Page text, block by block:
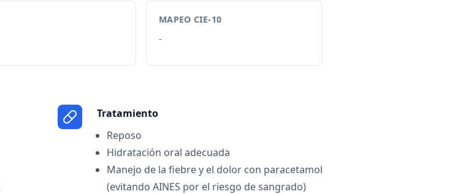
MAPEO CIE-10
-
Tratamiento
Reposo
Hidratación oral adecuada
Manejo de la fiebre y el dolor con paracetamol
(evitando AINES por el riesgo de sangrado)